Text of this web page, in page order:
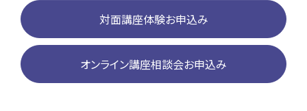
対面講座体験お申込み
オンライン講座相談会お申込み